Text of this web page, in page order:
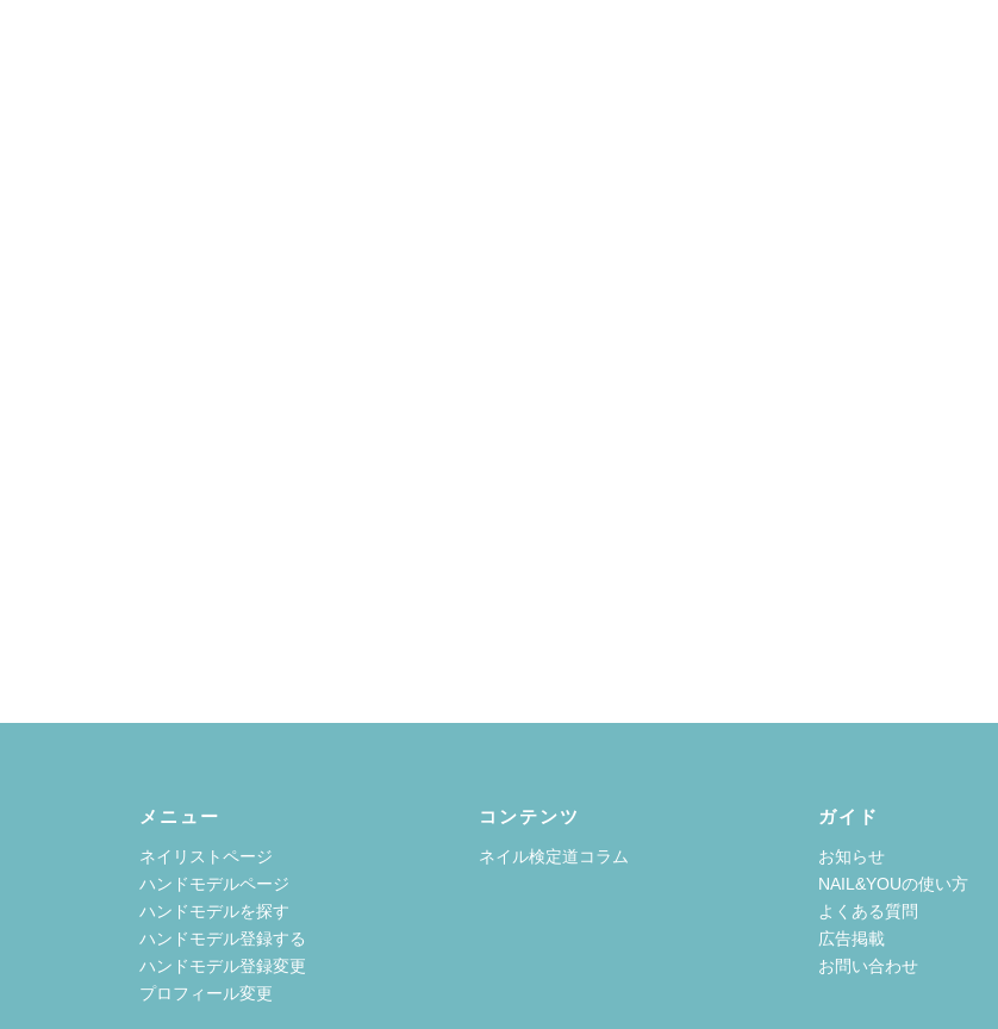
メニュー
ネイリストページ
ハンドモデルページ
ハンドモデルを探す
ハンドモデル登録する
ハンドモデル登録変更
プロフィール変更
コンテンツ
ネイル検定道コラム
ガイド
お知らせ
NAIL&YOUの使い方
よくある質問
広告掲載
お問い合わせ